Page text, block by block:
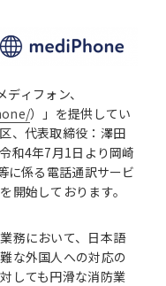
ィフォン、
）」を提供してい
、代表取締役：澤田
和4年7月1日より岡崎
に係る電話通訳サービ
開始しております。
務において、日本語
な外国人への対応の
しても円滑な消防業